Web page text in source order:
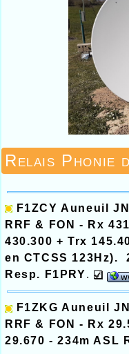
Relais Phonie
F1ZCY Auneuil
RRF & FON - Rx
430.300 + Trx
en CTCSS 123Hz).
Resp. F1PRY.
F1ZKG Auneuil
RRF & FON - Rx
29.670 - 234m ASL